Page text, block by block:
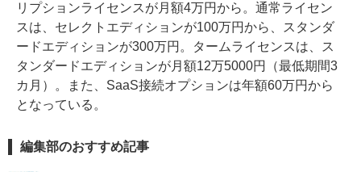
リプションライセンスが月額4万円から。通常ライセン
スは、セレクトエディションが100万円から、スタンダ
ードエディションが300万円。タームライセンスは、ス
タンダードエディションが月額12万5000円（最低期間3
カ月）。また、SaaS接続オプションは年額60万円から
となっている。
編集部のおすすめ記事